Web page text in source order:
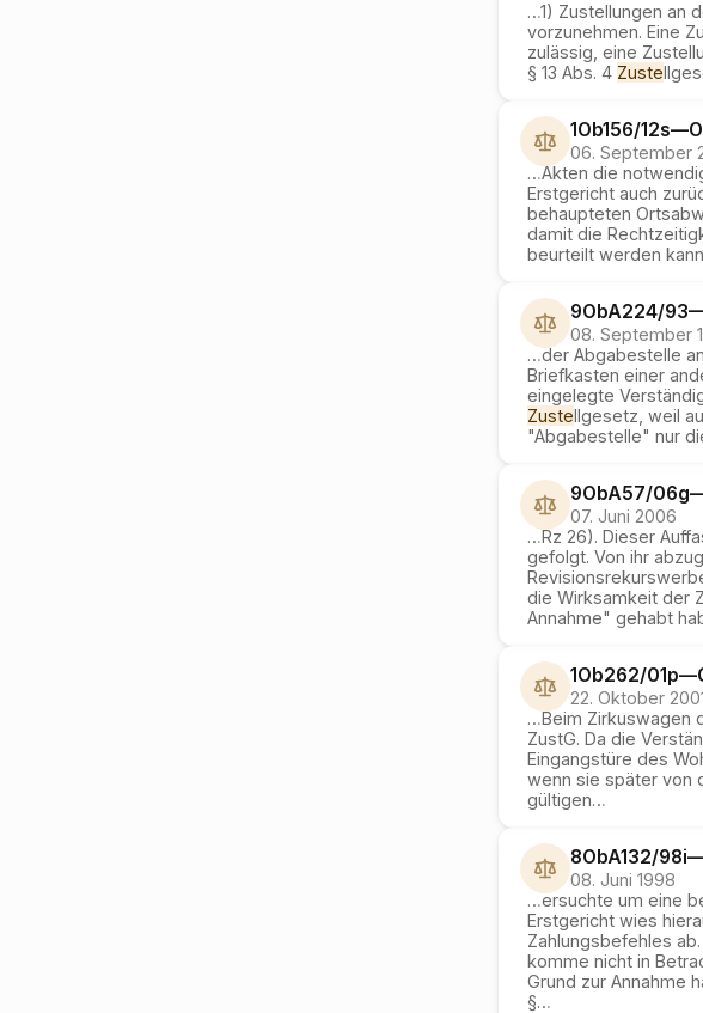
…1) Zustellungen an
vorzunehmen. Eine
zulässig, eine
§ 13 Abs. 4 Zuste
1Ob156/12s—
06. September
…Akten die
Erstgericht auch
behaupteten
damit die
beurteilt werden
9ObA224/93
08. September
…der Abgabestelle
Briefkasten einer
eingelegte
Zustellgesetz, weil
"Abgabestelle" nur
9ObA57/06g
07. Juni 2006
…Rz 26). Dieser
gefolgt. Von ihr
die Wirksamkeit der
Annahme" gehabt
1Ob262/01p—
22. Oktober
…Beim Zirkuswagen
ZustG. Da die
Eingangstüre des
wenn sie später von
gültigen…
8ObA132/98i
08. Juni 1998
…ersuchte um eine
Erstgericht wies
Zahlungsbefehles
komme nicht in
Grund zur Annahme
§…